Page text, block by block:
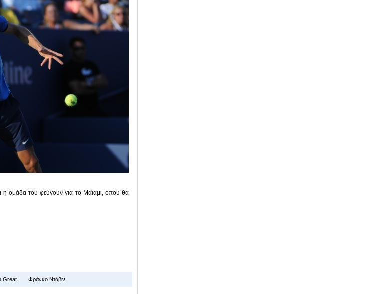
η ομάδα του φεύγουν για το Μαϊάμι, όπου θα
Great Φράνκο Ντάβιν